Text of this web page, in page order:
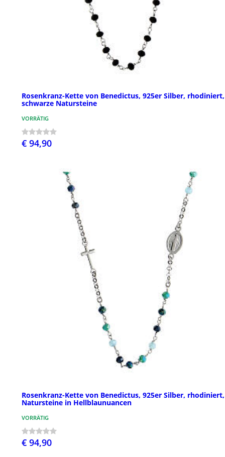
Rosenkranz-Kette von Benedictus, 925er Silber, rhodiniert,
schwarze Natursteine
VORRÄTIG
€ 94,90
Rosenkranz-Kette von Benedictus, 925er Silber, rhodiniert,
Natursteine in Hellblaunuancen
VORRÄTIG
€ 94,90